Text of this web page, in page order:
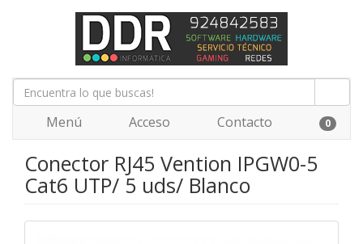
Menú Acceso Contacto 0
Conector RJ45 Vention IPGW0-5
Cat6 UTP/ 5 uds/ Blanco